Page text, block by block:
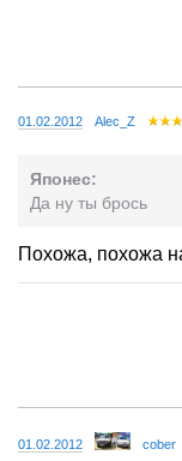
01.02.2012 Alec_Z
Японес:
Да ну ты брось
Похожа, похожа
01.02.2012 cober